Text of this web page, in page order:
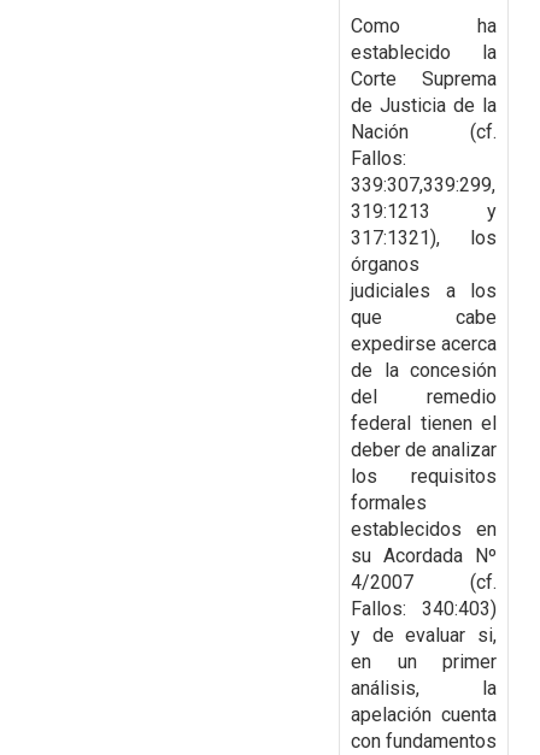
Como ha
establecido la
Corte Suprema
de Justicia de la
Nación (cf.
Fallos:
339:307,339:299,
319:1213 y
317:1321), los
órganos
judiciales a los
que cabe
expedirse acerca
de la concesión
del remedio
federal tienen el
deber de analizar
los requisitos
formales
establecidos en
su Acordada Nº
4/2007 (cf.
Fallos: 340:403)
y de evaluar si,
en un primer
análisis, la
apelación cuenta
con fundamentos